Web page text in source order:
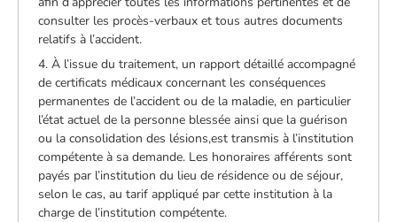
consulter les procès-verbaux et tous autres documents
relatifs à l’accident.
4. À l’issue du traitement, un rapport détaillé accompagné
de certificats médicaux concernant les conséquences
permanentes de l’accident ou de la maladie, en particulier
l’état actuel de la personne blessée ainsi que la guérison
ou la consolidation des lésions,est transmis à l’institution
compétente à sa demande. Les honoraires afférents sont
payés par l’institution du lieu de résidence ou de séjour,
selon le cas, au tarif appliqué par cette institution à la
charge de l’institution compétente.